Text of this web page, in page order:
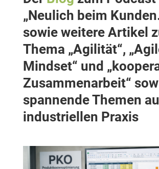
„Neulich beim
sowie weitere Artikel
Thema „Agilität“,
Mindset“ und
Zusammenarbeit“
spannende Themen
industriellen Praxis